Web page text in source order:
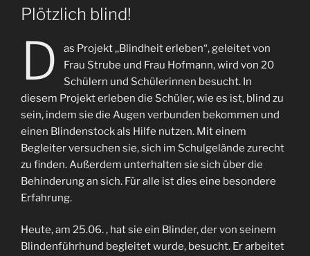
AM
Plötzlich blind!
D
as Projekt ,,Blindheit erleben“, geleitet von
Frau Strube und Frau Hofmann, wird von 20
Schülern und Schülerinnen besucht. In
diesem Projekt erleben die Schüler, wie es ist, blind zu
sein, indem sie die Augen verbunden bekommen und
einen Blindenstock als Hilfe nutzen. Mit einem
Begleiter versuchen sie, sich im Schulgelände zurecht
zu finden. Außerdem unterhalten sie sich über die
Behinderung an sich. Für alle ist dies eine besondere
Erfahrung.
Heute, am 25.06. , hat sie ein Blinder, der von seinem
Blindenführhund begleitet wurde, besucht. Er arbeitet